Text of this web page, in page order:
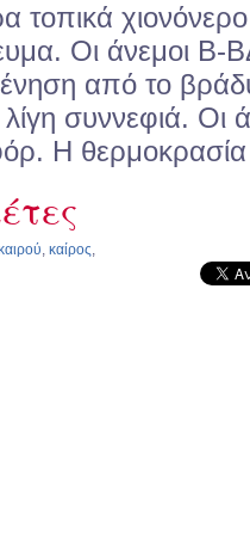
τοπικά
Οι άνεμοι
από το
συννεφιά. Οι
Η θερμοκρασία
, καίρος,